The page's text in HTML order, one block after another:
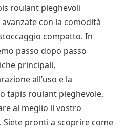
roulant pieghevoli
con la comodità
compatto. In
passo dopo passo
principali,
all’uso e la
tapis roulant pieghevole,
al meglio il vostro
pronti a scoprire come